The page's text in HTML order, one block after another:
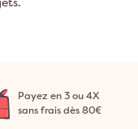
Payez en 3 ou 4X
sans frais dès 80€